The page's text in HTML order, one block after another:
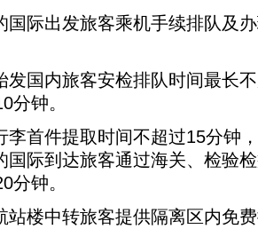
际出发旅客乘机手续排队及办
国内旅客安检排队时间最长不
分钟。
首件提取时间不超过15分钟，
国际到达旅客通过海关、检验
分钟。
楼中转旅客提供隔离区内免费